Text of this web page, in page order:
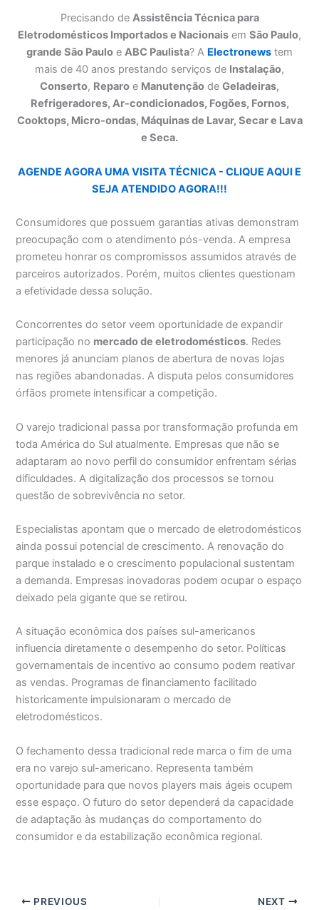
Precisando de Assistência Técnica para
Eletrodomésticos Importados e Nacionais em São Paulo,
grande São Paulo e ABC Paulista? A Electronews tem
mais de 40 anos prestando serviços de Instalação,
Conserto, Reparo e Manutenção de Geladeiras,
Refrigeradores, Ar-condicionados, Fogões, Fornos,
Cooktops, Micro-ondas, Máquinas de Lavar, Secar e Lava
e Seca.
AGENDE AGORA UMA VISITA TÉCNICA - CLIQUE AQUI E
SEJA ATENDIDO AGORA!!!
Consumidores que possuem garantias ativas demonstram
preocupação com o atendimento pós-venda. A empresa
prometeu honrar os compromissos assumidos através de
parceiros autorizados. Porém, muitos clientes questionam
a efetividade dessa solução.
Concorrentes do setor veem oportunidade de expandir
participação no mercado de eletrodomésticos. Redes
menores já anunciam planos de abertura de novas lojas
nas regiões abandonadas. A disputa pelos consumidores
órfãos promete intensificar a competição.
O varejo tradicional passa por transformação profunda em
toda América do Sul atualmente. Empresas que não se
adaptaram ao novo perfil do consumidor enfrentam sérias
dificuldades. A digitalização dos processos se tornou
questão de sobrevivência no setor.
Especialistas apontam que o mercado de eletrodomésticos
ainda possui potencial de crescimento. A renovação do
parque instalado e o crescimento populacional sustentam
a demanda. Empresas inovadoras podem ocupar o espaço
deixado pela gigante que se retirou.
A situação econômica dos países sul-americanos
influencia diretamente o desempenho do setor. Políticas
governamentais de incentivo ao consumo podem reativar
as vendas. Programas de financiamento facilitado
historicamente impulsionaram o mercado de
eletrodomésticos.
O fechamento dessa tradicional rede marca o fim de uma
era no varejo sul-americano. Representa também
oportunidade para que novos players mais ágeis ocupem
esse espaço. O futuro do setor dependerá da capacidade
de adaptação às mudanças do comportamento do
consumidor e da estabilização econômica regional.
PREVIOUS NEXT